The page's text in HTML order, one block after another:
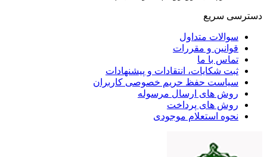
دسترسی سریع
سوالات متداول
قوانین و مقررات
تماس با ما
ثبت شکایات، انتقادات و پیشنهادات
سیاست حفظ حریم خصوصی کاربران
روش های ارسال مرسوله
روش های پرداخت
نحوه استعلام موجودی